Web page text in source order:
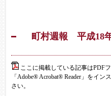
町村週報 平成18
ここに掲載している記事はPDF
「Adobe® Acrobat® Reader」をイン
さい。